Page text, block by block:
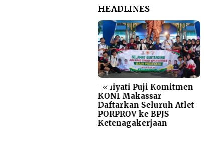
HEADLINES
«
Umiyati Puji Komitmen
KONI Makassar
Daftarkan Seluruh Atlet
PORPROV ke BPJS
Ketenagakerjaan